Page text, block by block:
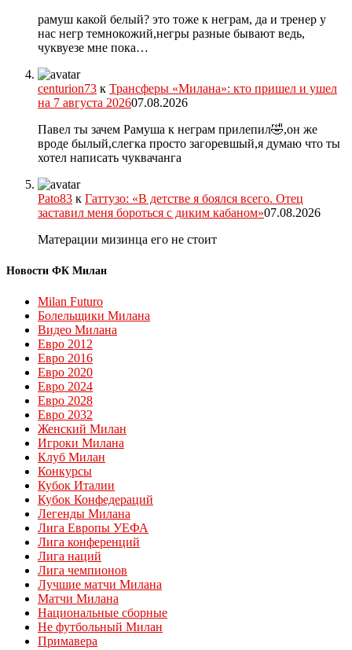
рамуш какой белый? это тоже к неграм, да и тренер у
нас негр темнокожий,негры разные бывают ведь,
чуквуезе мне пока…
centurion73 к Трансферы «Милана»: кто пришел и ушел
на 7 августа 202607.08.2026
Павел ты зачем Рамуша к неграм прилепил🤣,он же
вроде былый,слегка просто загоревшый,я думаю что ты
хотел написать чуквачанга
Pato83 к Гаттузо: «В детстве я боялся всего. Отец
заставил меня бороться с диким кабаном»07.08.2026
Матерации мизинца его не стоит
Новости ФК Милан
Milan Futuro
Болельщики Милана
Видео Милана
Евро 2012
Евро 2016
Евро 2020
Евро 2024
Евро 2028
Евро 2032
Женский Милан
Игроки Милана
Клуб Милан
Конкурсы
Кубок Италии
Кубок Конфедераций
Легенды Милана
Лига Европы УЕФА
Лига конференций
Лига наций
Лига чемпионов
Лучшие матчи Милана
Матчи Милана
Национальные сборные
Не футбольный Милан
Примавера